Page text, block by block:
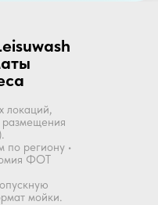
локаций,
размещения
по региону •
ФОТ
мойки.